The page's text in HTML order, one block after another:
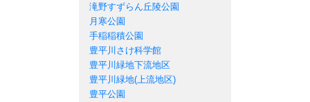
滝野すずらん丘陵公園
月寒公園
手稲稲積公園
豊平川さけ科学館
豊平川緑地下流地区
豊平川緑地(上流地区)
豊平公園